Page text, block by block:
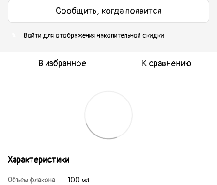
Сообщить, когда появится
Войти для отображения накопительной скидки
В избранное К сравнению
Характеристики
Объем флакона
100 мл